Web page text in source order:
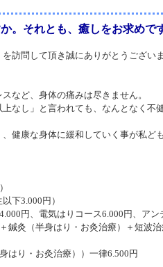
。それとも、癒しをお求めで
訪問して頂き誠にありがとうございま
など、身体の痛みは尽きません。
なし」と言われても、なんとなく
健康な身体に緩和していく事が私ど
下3.000円）
円、電気はりコース6.000円、アン
鍼灸（半身はり・お灸治療）＋短波
はり・お灸治療））一律6.500円